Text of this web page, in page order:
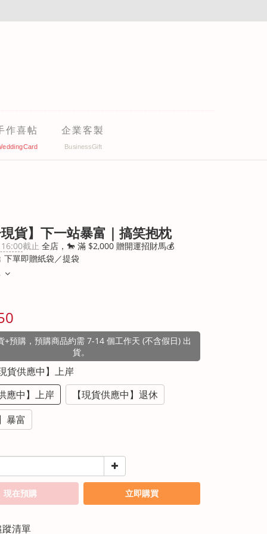
作喜帖 企業客製
貨】下一站暴富｜搞笑抱枕
截止 全店，🐎 滿 $2,000 贈開運招財馬💰
下單即贈紙袋／提袋
+預購，預購商品約需 7-14 個工作天 (不含假日) 出
貨。
貨供應中】上岸
應中】上岸
【現貨供應中】退休
暴富
現在預購 立即購買
清單